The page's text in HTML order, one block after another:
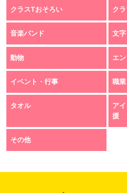
クラスTおそろい ク
音楽バンド 文字
動物 エ
イベント・行事 職業
タオル
ア
援
その他